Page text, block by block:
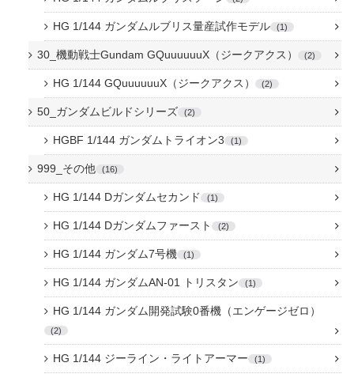
HG 1/144 ガンダムルブリス量産試作モデル 1
30_機動戦士Gundam GQuuuuuuX（ジークアクス） 2
HG 1/144 GQuuuuuuX（ジークアクス） 2
50_ガンダムビルドシリーズ 2
HGBF 1/144 ガンダムトライオン3 1
999_その他 16
HG 1/144 Dガンダムセカンド 1
HG 1/144 Dガンダムファースト 2
HG 1/144 ガンダム7号機 1
HG 1/144 ガンダムAN-01 トリスタン 1
HG 1/144 ガンダム開発試験0番機（エンゲージゼロ）
2
HG 1/144 ジーライン・ライトアーマー 1